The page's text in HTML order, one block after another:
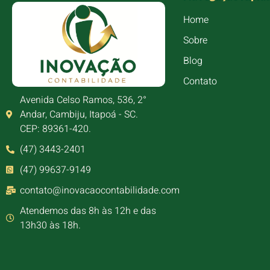
Avenida Celso Ramos, 536, 2°
Andar, Cambiju, Itapoá - SC.
CEP: 89361-420.
(47) 3443-2401
(47) 99637-9149
contato@inovacaocontabilidade.com
Atendemos das 8h às 12h e das
13h30 às 18h.
Home
Sobre
Blog
Contato